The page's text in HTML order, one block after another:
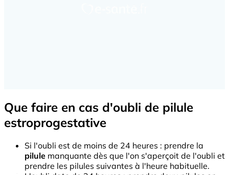
Que faire en cas d'oubli de pilule
estroprogestative
Si l'oubli est de moins de 24 heures : prendre la
pilule manquante dès que l'on s'aperçoit de l'oubli et
prendre les pilules suivantes à l'heure habituelle.